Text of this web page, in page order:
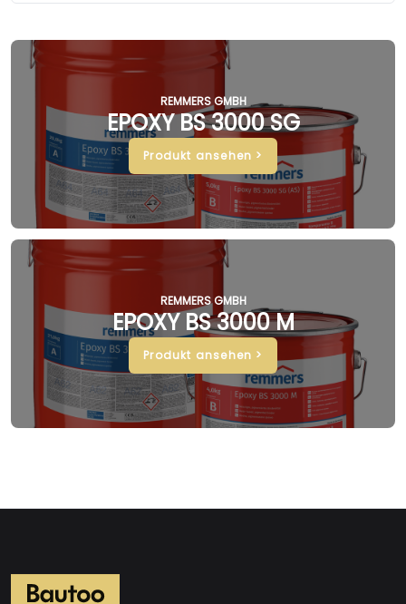
REMMERS GMBH
EPOXY BS 3000 SG
Produkt ansehen >
REMMERS GMBH
EPOXY BS 3000 M
Produkt ansehen >